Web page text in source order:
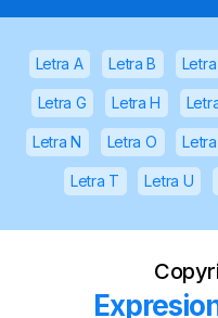
Letra A Letra B
Letra G Letra H
Letra N Letra O
Letra T Letra U